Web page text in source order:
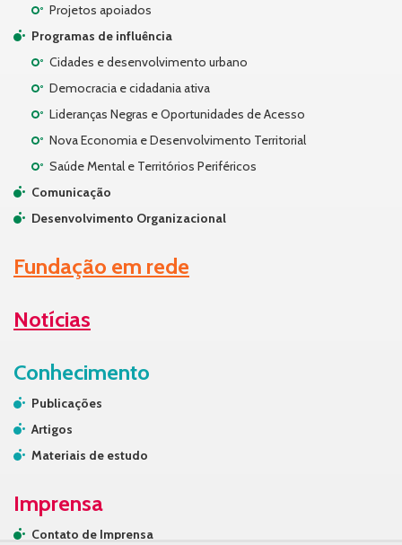
Projetos apoiados
Programas de influência
Cidades e desenvolvimento urbano
Democracia e cidadania ativa
Lideranças Negras e Oportunidades de Acesso
Nova Economia e Desenvolvimento Territorial
Saúde Mental e Territórios Periféricos
Comunicação
Desenvolvimento Organizacional
Fundação em rede
Notícias
Conhecimento
Publicações
Artigos
Materiais de estudo
Imprensa
Contato de Imprensa